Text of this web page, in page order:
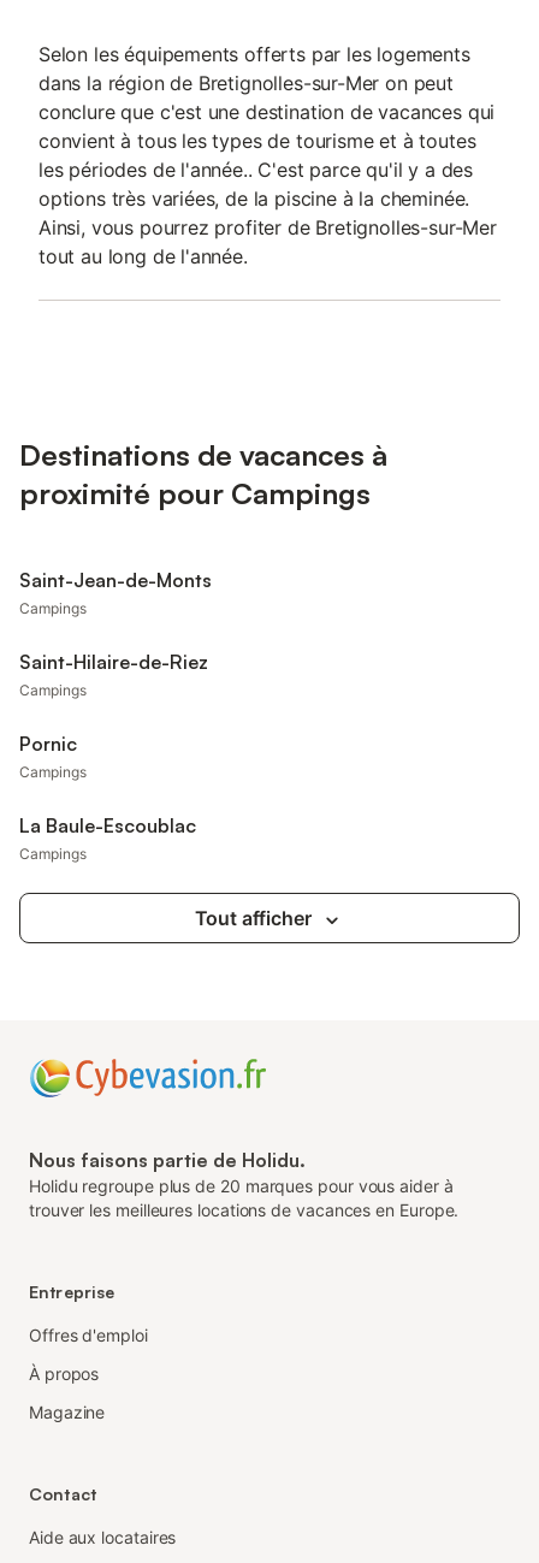
Selon les équipements offerts par les logements
dans la région de Bretignolles-sur-Mer on peut
conclure que c'est une destination de vacances qui
convient à tous les types de tourisme et à toutes
les périodes de l'année.. C'est parce qu'il y a des
options très variées, de la piscine à la cheminée.
Ainsi, vous pourrez profiter de Bretignolles-sur-Mer
tout au long de l'année.
Destinations de vacances à
proximité pour Campings
Saint-Jean-de-Monts
Campings
Saint-Hilaire-de-Riez
Campings
Pornic
Campings
La Baule-Escoublac
Campings
Tout afficher
Nous faisons partie de Holidu.
Holidu regroupe plus de 20 marques pour vous aider à
trouver les meilleures locations de vacances en Europe.
Entreprise
Offres d'emploi
À propos
Magazine
Contact
Aide aux locataires